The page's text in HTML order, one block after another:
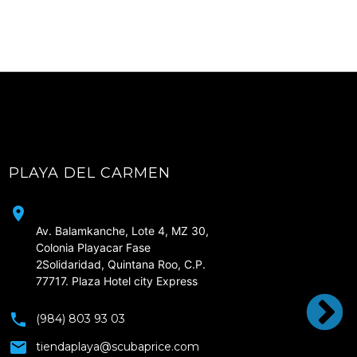
PLAYA DEL CARMEN
Av. Balamkanche, Lote 4, MZ 30,
Colonia Playacar Fase
2Solidaridad, Quintana Roo, C.P.
77717. Plaza Hotel city Express
(984) 803 93 03
tiendaplaya@scubaprice.com